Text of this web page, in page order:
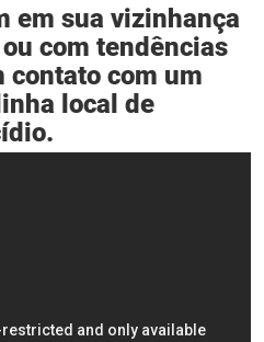
em sua vizinhança
com tendências
contato com um
local de